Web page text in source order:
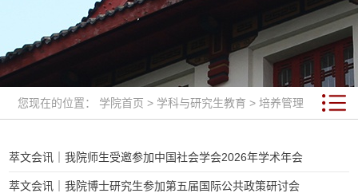
您现在的位置： 学院首页 > 学科与研究生教育 >培养管理
萃文会讯｜我院师生受邀参加中国社会学会2026年学术年会
萃文会讯｜我院博士研究生参加第五届国际公共政策研讨会